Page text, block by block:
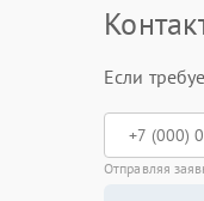
Если
Отправляя